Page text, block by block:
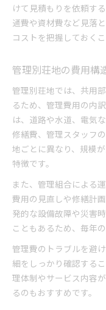
けて見積もりを依頼す
通費や資材費など見落
コストを把握しておく
管理別荘地の費用構
管理別荘地では、共用
るため、管理費用の内
は、道路や水道、電気
修繕費、管理スタッフ
地ごとに異なり、規模
特徴です。
また、管理組合による
費用の見直しや修繕計
発的な設備故障や災害
こともあるため、毎年
管理費のトラブルを避
細をしっかり確認する
理体制やサービス内容
るのもおすすめです。